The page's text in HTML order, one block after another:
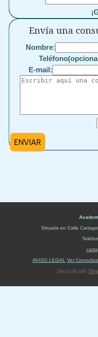
Envía una
Nombre:
E-mail:
ENVIAR
Situada en Calle
AVISO LEGAL
Ver
Site built with